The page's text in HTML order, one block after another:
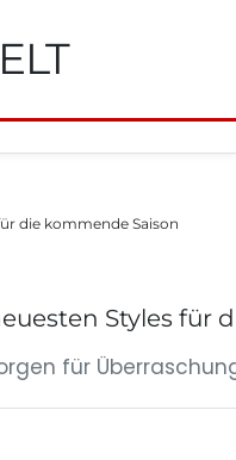
die kommende Saison
Styles für
für